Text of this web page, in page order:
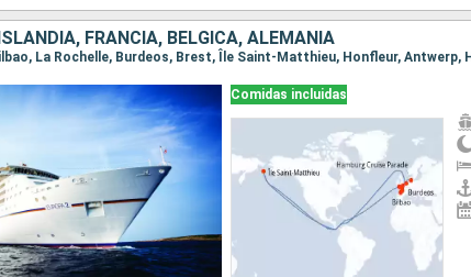
FRANCIA, BÉLGICA, ALEMANIA
La Rochelle, Burdeos, Brest, Île Saint-Matthieu, Honfleur, Antwerp,
Comidas incluidas